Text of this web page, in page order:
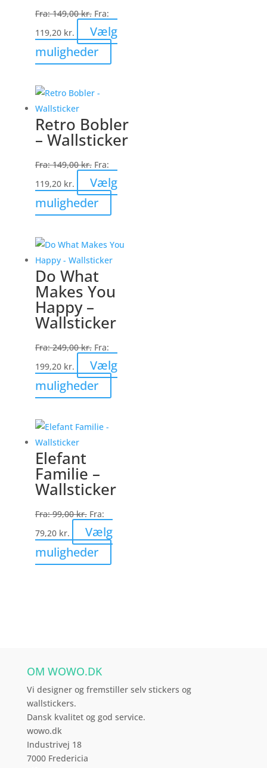
Fra:149,00kr. Fra:
119,20 kr.
Vælg
muligheder
vare
Mulighederne
kan
på
varesiden
Retro Bobler
– Wallsticker
Fra:149,00kr. Fra:
119,20 kr.
Vælg
muligheder
vare
flere
varianter.
kan
på
Do What
Makes You
Happy –
Wallsticker
Fra:249,00kr. Fra:
199,20 kr.
Vælg
muligheder
vare
vælges
varesiden
Elefant
Familie –
Wallsticker
Fra:99,00kr. Fra:
79,20 kr.
Vælg
muligheder
vare
varesiden
OM WOWO.DK
Vi designer og fremstiller selv stickers og
wallstickers.
Dansk kvalitet og god service.
wowo.dk
Industrivej 18
7000 Fredericia